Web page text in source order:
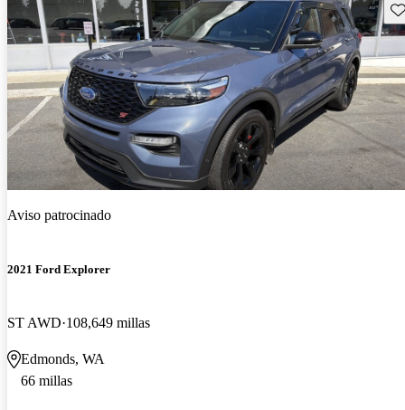
Aviso patrocinado
2021 Ford Explorer
ST AWD 108,649 millas
Edmonds, WA
66 millas